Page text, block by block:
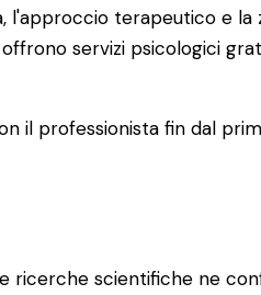
terapeutico e la
servizi psicologici
il professionista fin dal
ricerche scientifiche ne